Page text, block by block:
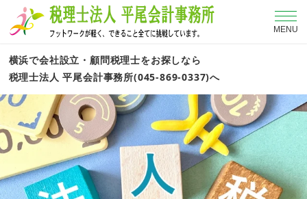
MENU
横浜で会社設立・顧問税理士をお探しなら
税理士法人 平尾会計事務所(045-869-0337)へ